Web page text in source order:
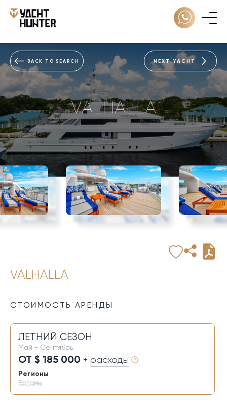
BACK TO SEARCH NEXT YACHT
VALHALLA
VALHALLA
СТОИМОСТЬ АРЕНДЫ
ЛЕТНИЙ СЕЗОН
Май - Сентябрь
ОТ $ 185 000 + расходы
Регионы
Багамы